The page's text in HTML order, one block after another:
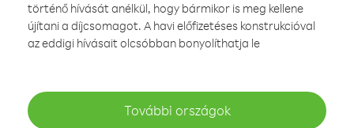
történő hívását anélkül, hogy bármikor is meg kellene
újítani a díjcsomagot. A havi előfizetéses konstrukcióval
az eddigi hívásait olcsóbban bonyolíthatja le
További országok